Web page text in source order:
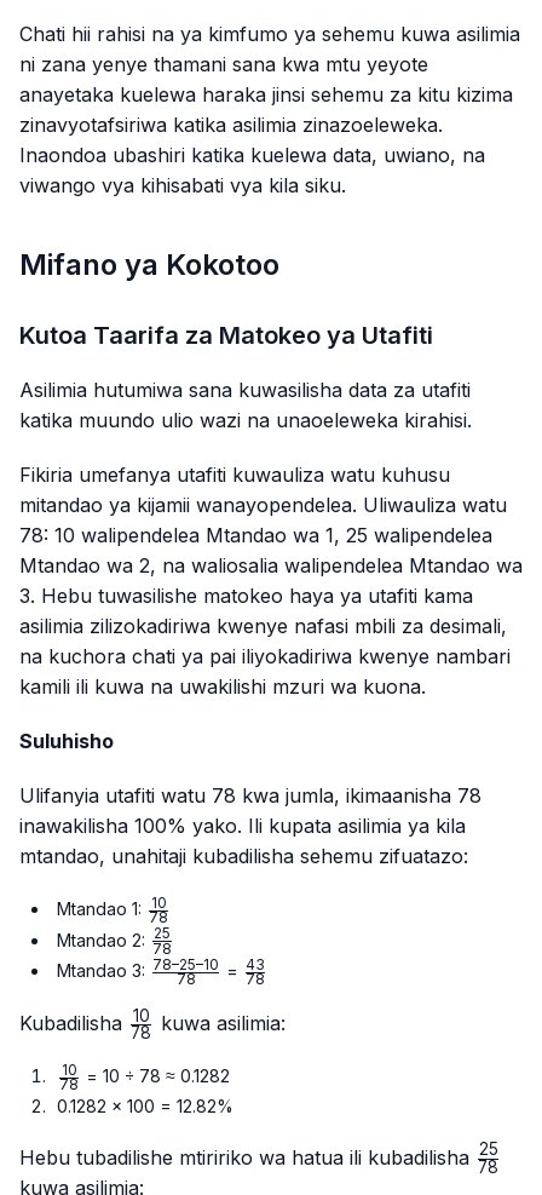
Chati hii rahisi na ya kimfumo ya sehemu kuwa asilimia
ni zana yenye thamani sana kwa mtu yeyote
anayetaka kuelewa haraka jinsi sehemu za kitu kizima
zinavyotafsiriwa katika asilimia zinazoeleweka.
Inaondoa ubashiri katika kuelewa data, uwiano, na
viwango vya kihisabati vya kila siku.
Mifano ya Kokotoo
Kutoa Taarifa za Matokeo ya Utafiti
Asilimia hutumiwa sana kuwasilisha data za utafiti
katika muundo ulio wazi na unaoeleweka kirahisi.
Fikiria umefanya utafiti kuwauliza watu kuhusu
mitandao ya kijamii wanayopendelea. Uliwauliza watu
78: 10 walipendelea Mtandao wa 1, 25 walipendelea
Mtandao wa 2, na waliosalia walipendelea Mtandao wa
3. Hebu tuwasilishe matokeo haya ya utafiti kama
asilimia zilizokadiriwa kwenye nafasi mbili za desimali,
na kuchora chati ya pai iliyokadiriwa kwenye nambari
kamili ili kuwa na uwakilishi mzuri wa kuona.
Suluhisho
Ulifanyia utafiti watu 78 kwa jumla, ikimaanisha 78
inawakilisha 100% yako. Ili kupata asilimia ya kila
mtandao, unahitaji kubadilisha sehemu zifuatazo:
Mtandao 1: \frac{10}
{78}
78
10
Mtandao 2: \frac{25}
{78}
78
25
Mtandao 3: \frac{78
10}{78}
78
78–25–10 = \frac{43}
78
43
Kubadilisha \frac{10}
78
10 kuwa asilimia:
\frac{10}
{78}
78
10
= 10 ÷ 78 ≈ 0.1282
0.1282 × 100 = 12.82%
Hebu tubadilishe mtiririko wa hatua ili kubadilisha 78
25
kuwa asilimia: